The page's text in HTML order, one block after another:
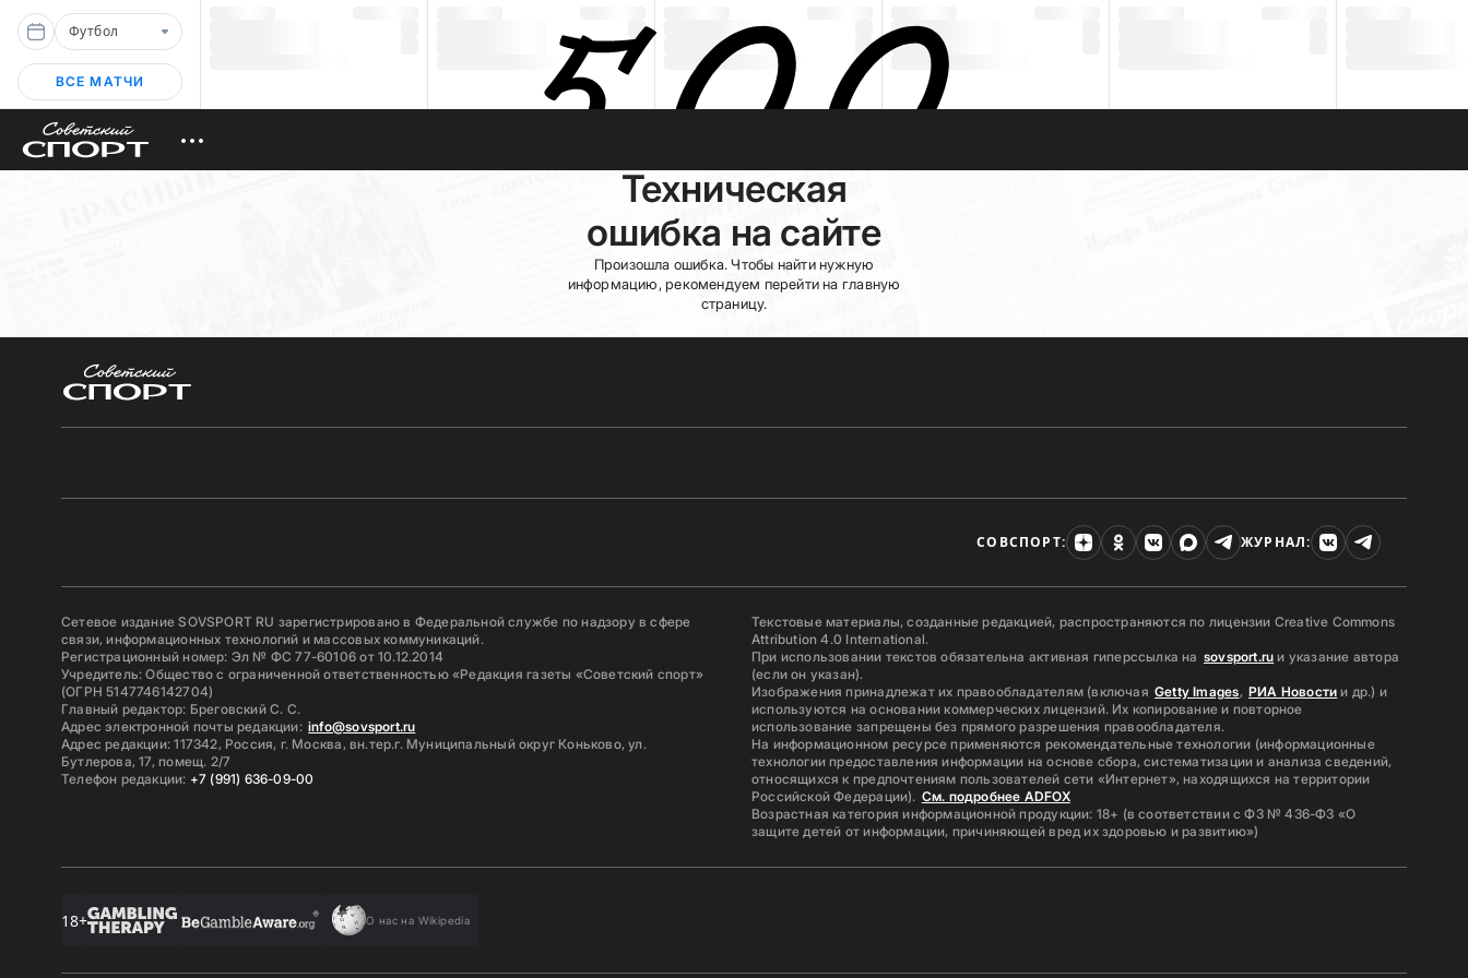
Футбол
ВСЕ МАТЧИ
Техническая
ошибка на сайте
Произошла ошибка. Чтобы найти нужную
информацию, рекомендуем перейти на главную
страницу.
СОВСПОРТ: ЖУРНАЛ:
Сетевое издание SOVSPORT RU зарегистрировано в Федеральной службе по надзору в сфере
связи, информационных технологий и массовых коммуникаций.
Регистрационный номер: Эл № ФС 77-60106 от 10.12.2014
Учредитель: Общество с ограниченной ответственностью «Редакция газеты «Советский спорт»
(ОГРН 5147746142704)
Главный редактор: Бреговский С. С.
Адрес электронной почты редакции: info@sovsport.ru
Адрес редакции: 117342, Россия, г. Москва, вн.тер.г. Муниципальный округ Коньково, ул.
Бутлерова, 17, помещ. 2/7
Телефон редакции: +7 (991) 636-09-00
Текстовые материалы, созданные редакцией, распространяются по лицензии Creative Commons
Attribution 4.0 International.
При использовании текстов обязательна активная гиперссылка на sovsport.ru и указание автора
(если он указан).
Изображения принадлежат их правообладателям (включая Getty Images, РИА Новости и др.) и
используются на основании коммерческих лицензий. Их копирование и повторное
использование запрещены без прямого разрешения правообладателя.
На информационном ресурсе применяются рекомендательные технологии (информационные
технологии предоставления информации на основе сбора, систематизации и анализа сведений,
относящихся к предпочтениям пользователей сети «Интернет», находящихся на территории
Российской Федерации). См. подробнее ADFOX
Возрастная категория информационной продукции: 18+ (в соответствии с ФЗ № 436-ФЗ «О
защите детей от информации, причиняющей вред их здоровью и развитию»)
18+ О нас на Wikipedia